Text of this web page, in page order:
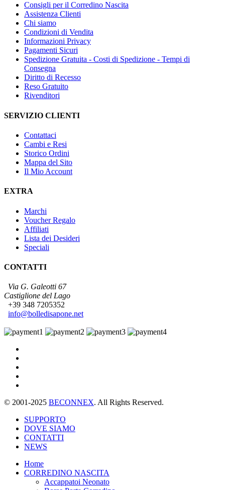
Consigli per il Corredino Nascita
Assistenza Clienti
Chi siamo
Condizioni di Vendita
Informazioni Privacy
Pagamenti Sicuri
Spedizione Gratuita - Costi di Spedizione - Tempi di
Consegna
Diritto di Recesso
Reso Gratuito
Rivenditori
SERVIZIO CLIENTI
Contattaci
Cambi e Resi
Storico Ordini
Mappa del Sito
Il Mio Account
EXTRA
Marchi
Voucher Regalo
Affiliati
Lista dei Desideri
Speciali
CONTATTI
Via G. Galeotti 67
Castiglione del Lago
+39 348 7205352
info@bolledisapone.net
© 2001-2025 BECONNEX. All Rights Reserved.
SUPPORTO
DOVE SIAMO
CONTATTI
NEWS
Home
CORREDINO NASCITA
Accappatoi Neonato